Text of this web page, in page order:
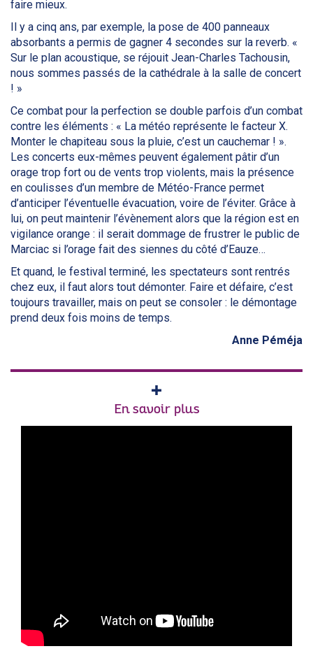
faire mieux.
Il y a cinq ans, par exemple, la pose de 400 panneaux
absorbants a permis de gagner 4 secondes sur la reverb. «
Sur le plan acoustique, se réjouit Jean-Charles Tachousin,
nous sommes passés de la cathédrale à la salle de concert
! »
Ce combat pour la perfection se double parfois d’un combat
contre les éléments : « La météo représente le facteur X.
Monter le chapiteau sous la pluie, c’est un cauchemar ! ».
Les concerts eux-mêmes peuvent également pâtir d’un
orage trop fort ou de vents trop violents, mais la présence
en coulisses d’un membre de Météo-France permet
d’anticiper l’éventuelle évacuation, voire de l’éviter. Grâce à
lui, on peut maintenir l’évènement alors que la région est en
vigilance orange : il serait dommage de frustrer le public de
Marciac si l’orage fait des siennes du côté d’Eauze…
Et quand, le festival terminé, les spectateurs sont rentrés
chez eux, il faut alors tout démonter. Faire et défaire, c’est
toujours travailler, mais on peut se consoler : le démontage
prend deux fois moins de temps.
Anne Péméja
En savoir plus